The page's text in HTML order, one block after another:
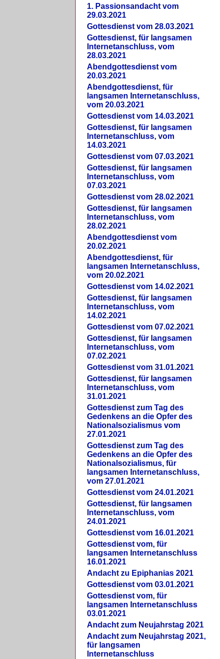
1. Passionsandacht vom
29.03.2021
Gottesdienst vom 28.03.2021
Gottesdienst, für langsamen
Internetanschluss, vom
28.03.2021
Abendgottesdienst vom
20.03.2021
Abendgottesdienst, für
langsamen Internetanschluss,
vom 20.03.2021
Gottesdienst vom 14.03.2021
Gottesdienst, für langsamen
Internetanschluss, vom
14.03.2021
Gottesdienst vom 07.03.2021
Gottesdienst, für langsamen
Internetanschluss, vom
07.03.2021
Gottesdienst vom 28.02.2021
Gottesdienst, für langsamen
Internetanschluss, vom
28.02.2021
Abendgottesdienst vom
20.02.2021
Abendgottesdienst, für
langsamen Internetanschluss,
vom 20.02.2021
Gottesdienst vom 14.02.2021
Gottesdienst, für langsamen
Internetanschluss, vom
14.02.2021
Gottesdienst vom 07.02.2021
Gottesdienst, für langsamen
Internetanschluss, vom
07.02.2021
Gottesdienst vom 31.01.2021
Gottesdienst, für langsamen
Internetanschluss, vom
31.01.2021
Gottesdienst zum Tag des
Gedenkens an die Opfer des
Nationalsozialismus vom
27.01.2021
Gottesdienst zum Tag des
Gedenkens an die Opfer des
Nationalsozialismus, für
langsamen Internetanschluss,
vom 27.01.2021
Gottesdienst vom 24.01.2021
Gottesdienst, für langsamen
Internetanschluss, vom
24.01.2021
Gottesdienst vom 16.01.2021
Gottesdienst vom, für
langsamen Internetanschluss
16.01.2021
Andacht zu Epiphanias 2021
Gottesdienst vom 03.01.2021
Gottesdienst vom, für
langsamen Internetanschluss
03.01.2021
Andacht zum Neujahrstag 2021
Andacht zum Neujahrstag 2021,
für langsamen
Internetanschluss